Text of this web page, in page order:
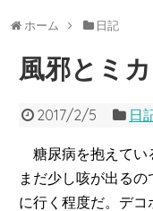
ホーム 日記
風邪とミ
2017/2/5 日
糖尿病を抱えてい
まだ少し咳が出る
に行く程度だ。デ